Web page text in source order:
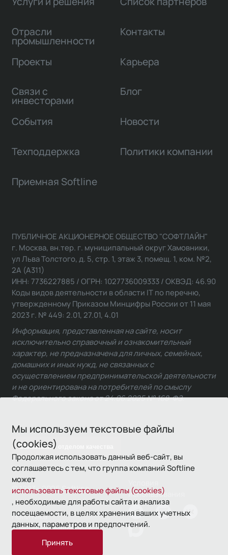
Мы используем текстовые файлы
(cookies)
Продолжая использовать данный веб-сайт, вы
соглашаетесь с тем, что группа компаний Softline
может
использовать текстовые файлы (cookies)
, необходимые для работы сайта и анализа
посещаемости, в целях хранения ваших учетных
данных, параметров и предпочтений.
Принять
Отрасли
промышленности
Проекты
Связи с
инвесторами
Контакты
Карьера
Блог
События Новости
Техподдержка Политики компании
Приемная Softline
Связаться с отделом качества
ПУБЛИЧНОЕ АКЦИОНЕРНОЕ ОБЩЕСТВО "СОФТЛАЙН"
г. Москва, вн.тер. г. муниципальный округ Хамовники,
ул Льва Толстого, д. 5, стр. 1, этаж 3, помещ. 1, ком. №2,
2А (А311)
ИНН: 7736227885 / ОГРН: 1027736009333 / ОКВЭД: 46.90
Коды видов деятельности в области IT по перечню,
утвержденному Приказом Минцифры России от 11 мая
2023 г. № 449: 2.01, 27.01, 4.01
Информация, представленная на сайте, носит
исключительно справочный и ознакомительный
характер, не предназначена для личных, семейных,
домашних и иных нужд, не связанных с
осуществлением предпринимательской деятельности
и не ориентирована на потребителей по смыслу
Федерального закона от 24.06.2025 № 168-ФЗ.
© 1993—2026 Softline
использования
Политика
конфиденциальности